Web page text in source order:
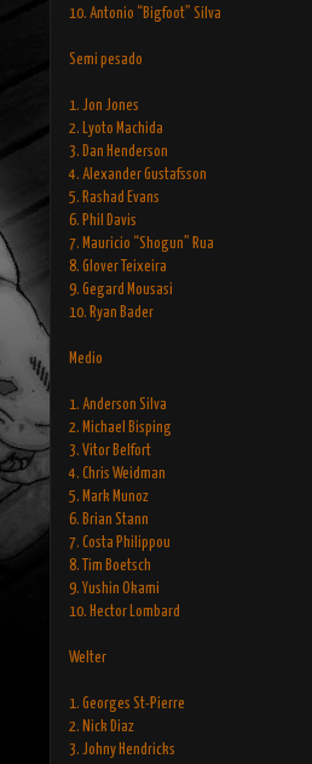
10. Antonio “Bigfoot” Silva
Semi pesado
1. Jon Jones
2. Lyoto Machida
3. Dan Henderson
4. Alexander Gustafsson
5. Rashad Evans
6. Phil Davis
7. Mauricio “Shogun” Rua
8. Glover Teixeira
9. Gegard Mousasi
10. Ryan Bader
Medio
1. Anderson Silva
2. Michael Bisping
3. Vitor Belfort
4. Chris Weidman
5. Mark Munoz
6. Brian Stann
7. Costa Philippou
8. Tim Boetsch
9. Yushin Okami
10. Hector Lombard
Welter
1. Georges St-Pierre
2. Nick Diaz
3. Johny Hendricks